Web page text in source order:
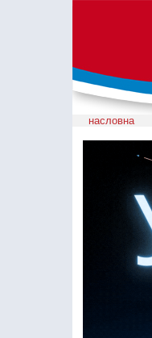
насловна